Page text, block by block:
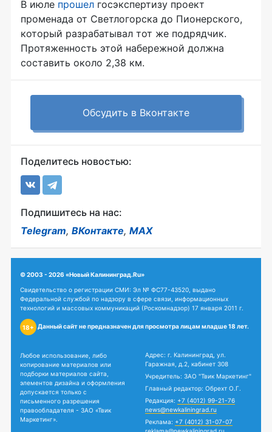
В июле прошел госэкспертизу проект
променада от Светлогорска до Пионерского,
который разрабатывал тот же подрядчик.
Протяженность этой набережной должна
составить около 2,38 км.
Обсудить в Вконтакте
Поделитесь новостью:
Подпишитесь на нас:
Telegram, ВКонтакте, MAX
© 2003 - 2026 «Новый Калининград.Ru»
Свидетельство о регистрации СМИ: Эл № ФС77-43520, выдано
Федеральной службой по надзору в сфере связи, информационных
технологий и массовых коммуникаций (Роскомнадзор) 17 января 2011 г.
18+ Данный сайт не предназначен для просмотра лицам младше 18 лет.
Любое использование, либо
копирование материалов или
подборки материалов сайта,
элементов дизайна и оформления
допускается только с
письменного разрешения
правообладателя - ЗАО «Твик
Маркетинг».
Адрес: г. Калининград, ул.
Гаражная, д.2, кабинет 308
Учредитель: ЗАО "Твик Маркетинг"
Главный редактор: Обрехт О.Г.
Редакция: +7 (4012) 99-21-76
news@newkaliningrad.ru
Реклама: +7 (4012) 31-07-07